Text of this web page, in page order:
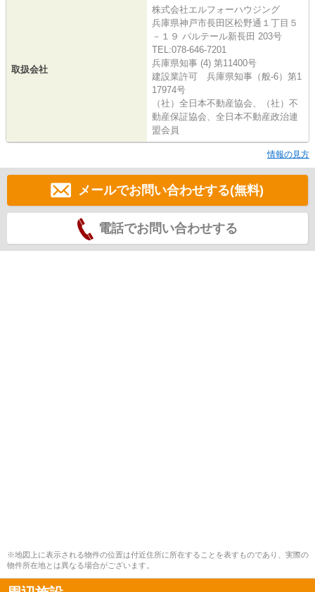
取扱会社
株式会社エルフォーハウジング
兵庫県神戸市長田区松野通１丁目５
－１９ パルテール新長田 203号
TEL:078-646-7201
兵庫県知事 (4) 第11400号
建設業許可 兵庫県知事（般-6）第1
17974号
（社）全日本不動産協会、（社）不
動産保証協会、全日本不動産政治連
盟会員
情報の見方
メールでお問い合わせする(無料)
電話でお問い合わせする
※地図上に表示される物件の位置は付近住所に所在することを表すものであり、実際の
物件所在地とは異なる場合がございます。